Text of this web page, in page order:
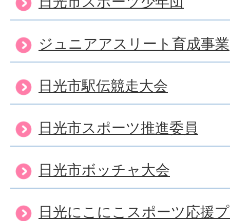
ジュニアアスリート育成事業
日光市駅伝競走大会
日光市スポーツ推進委員
日光市ボッチャ大会
日光にこにこスポーツ応援